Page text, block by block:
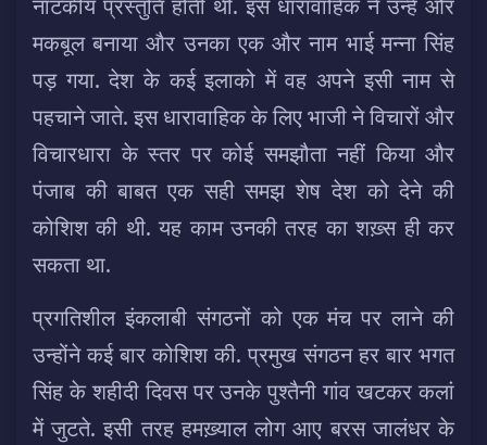
नाटकीय प्रस्तुति होती थी. इस धारावाहिक ने उन्हें और
मकबूल बनाया और उनका एक और नाम भाई मन्ना सिंह
पड़ गया. देश के कई इलाको में वह अपने इसी नाम से
पहचाने जाते. इस धारावाहिक के लिए भाजी ने विचारों और
विचारधारा के स्तर पर कोई समझौता नहीं किया और
पंजाब की बाबत एक सही समझ शेष देश को देने की
कोशिश की थी. यह काम उनकी तरह का शख़्स ही कर
सकता था.
प्रगतिशील इंकलाबी संगठनों को एक मंच पर लाने की
उन्होंने कई बार कोशिश की. प्रमुख संगठन हर बार भगत
सिंह के शहीदी दिवस पर उनके पुश्तैनी गांव खटकर कलां
में जुटते. इसी तरह हमख़्याल लोग आए बरस जालंधर के